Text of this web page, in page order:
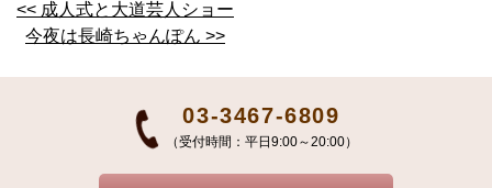
<< 成人式と大道芸人ショー
今夜は長崎ちゃんぽん >>
03-3467-6809
（受付時間：平日9:00～20:00）